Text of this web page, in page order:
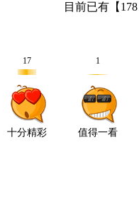
目前已有【 178
17
十分精彩
1
值得一看